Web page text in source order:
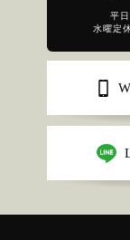
平
水曜定